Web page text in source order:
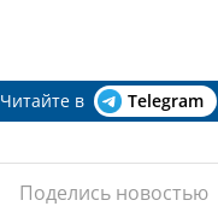
Читайте в Telegram
Поделись новостью